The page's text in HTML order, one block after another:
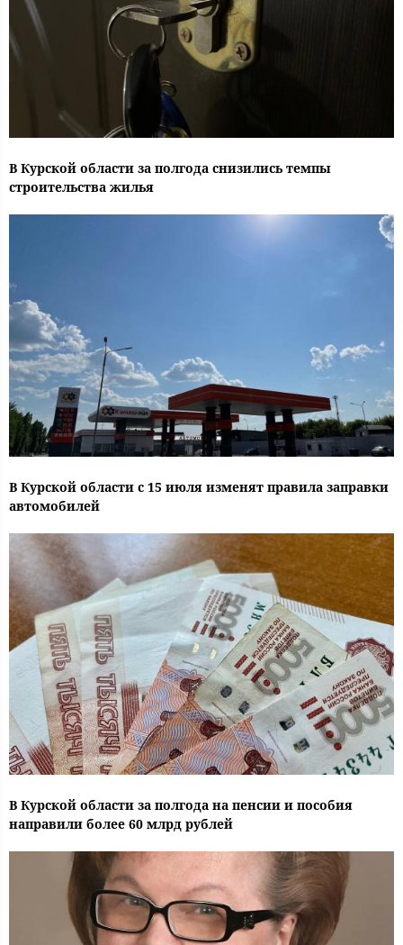
В Курской области за полгода снизились темпы
строительства жилья
В Курской области с 15 июля изменят правила заправки
автомобилей
В Курской области за полгода на пенсии и пособия
направили более 60 млрд рублей